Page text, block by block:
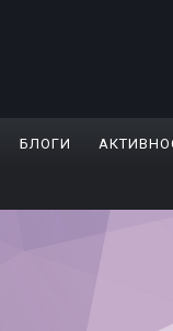
БЛОГИ